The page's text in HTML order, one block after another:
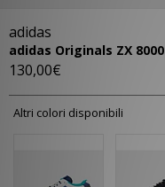
adidas
adidas Originals ZX 8000
130,00€
Altri colori disponibili